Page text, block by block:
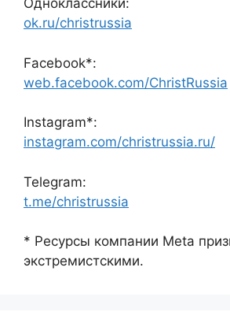
Одноклассники:
ok.ru/christrussia
Facebook*:
web.facebook.com/ChristRussia
Instagram*:
instagram.com/christrussia.ru/
Telegram:
t.me/christrussia
* Ресурсы компании Meta
экстремистскими.